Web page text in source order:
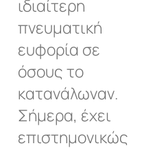
ιδιαίτερη
πνευματική
ευφορία σε
όσους το
κατανάλωναν.
Σήμερα, έχει
επιστημονικώς